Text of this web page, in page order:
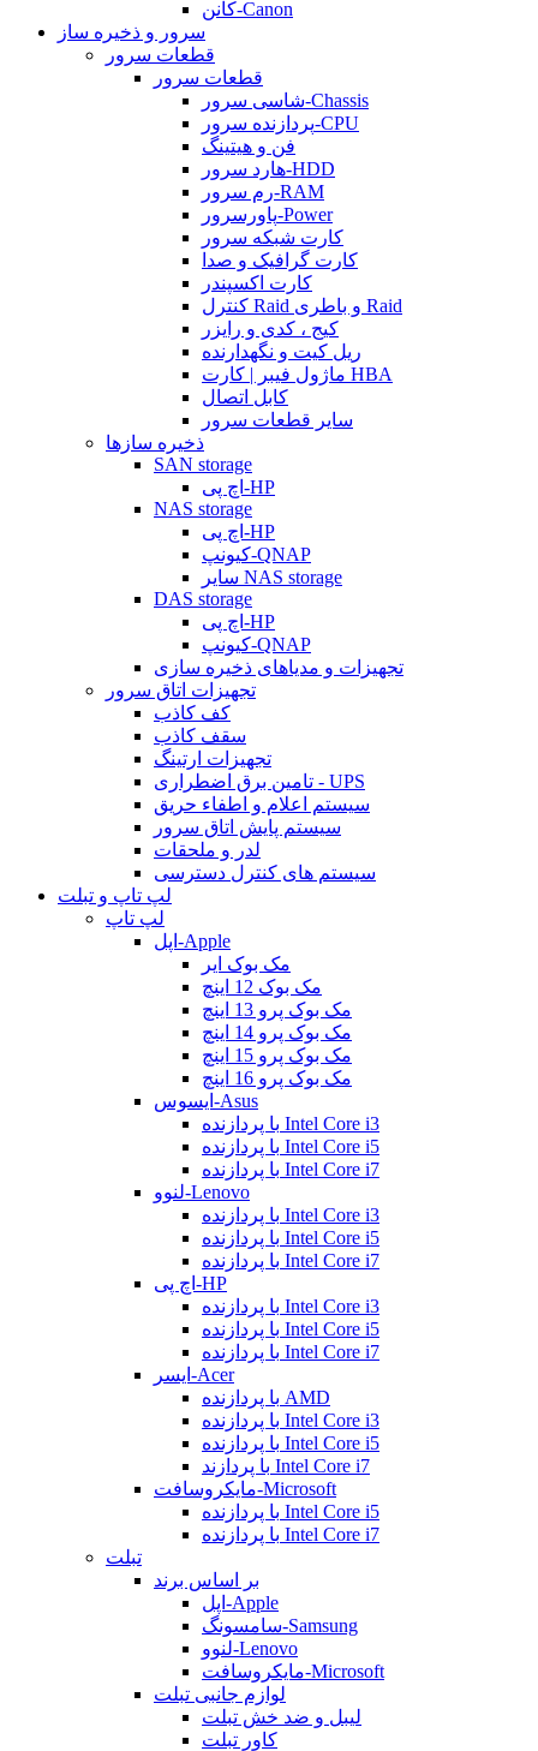
کانن-Canon
سرور و ذخیره ساز
قطعات سرور
قطعات سرور
شاسی سرور-Chassis
پردازنده سرور-CPU
فن و هیتینگ
هارد سرور-HDD
رم سرور-RAM
پاورسرور-Power
کارت شبکه سرور
کارت گرافیک و صدا
کارت اکسپندر
کنترل Raid و باطری Raid
کیج ، کدی و رایزر
ریل کیت و نگهدارنده
ماژول فیبر | کارت HBA
کابل اتصال
سایر قطعات سرور
ذخیره سازها
SAN storage
اچ پی-HP
NAS storage
اچ پی-HP
کیونپ-QNAP
سایر NAS storage
DAS storage
اچ پی-HP
کیونپ-QNAP
تجهیزات و مدیاهای ذخیره سازی
تجهیزات اتاق سرور
کف کاذب
سقف کاذب
تجهیزات ارتینگ
تامین برق اضطراری - UPS
سیستم اعلام و اطفاء حریق
سیستم پایش اتاق سرور
لدر و ملحقات
سیستم های کنترل دسترسی
لپ تاپ و تبلت
لپ تاپ
اپل-Apple
مک بوک ایر
مک بوک 12 اینچ
مک بوک پرو 13 اینچ
مک بوک پرو 14 اینچ
مک بوک پرو 15 اینچ
مک بوک پرو 16 اینچ
ایسوس-Asus
با پردازنده Intel Core i3
با پردازنده Intel Core i5
با پردازنده Intel Core i7
لنوو-Lenovo
با پردازنده Intel Core i3
با پردازنده Intel Core i5
با پردازنده Intel Core i7
اچ پی-HP
با پردازنده Intel Core i3
با پردازنده Intel Core i5
با پردازنده Intel Core i7
ایسر-Acer
با پردازنده AMD
با پردازنده Intel Core i3
با پردازنده Intel Core i5
با پردازند Intel Core i7
مایکروسافت-Microsoft
با پردازنده Intel Core i5
با پردازنده Intel Core i7
تبلت
بر اساس برند
اپل-Apple
سامسونگ-Samsung
لنوو-Lenovo
مایکروسافت-Microsoft
لوازم جانبی تبلت
لیبل و ضد خش تبلت
کاور تبلت